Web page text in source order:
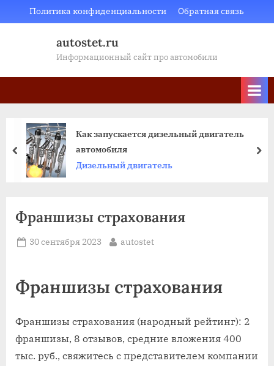
to
Политика конфиденциальности Обратная связь
autostet.ru
Информационный сайт про автомобили
Как запускается дизельный двигатель
автомобиля
Дизельный двигатель
пред
Франшизы страхования
Posted
30 сентября 2023 By
autostet
Франшизы страхования
Франшизы страхования (народный рейтинг): 2
франшизы, 8 отзывов, средние вложения 400
тыс. руб., свяжитесь с представителем компании